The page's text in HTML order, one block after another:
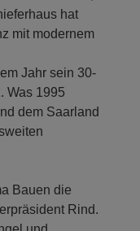
hat
mit modernem
Jahr sein 30-
Was 1995
dem Saarland
Bauen die
Rind.